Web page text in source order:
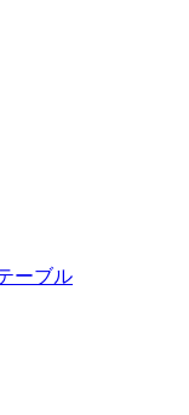
ーブル